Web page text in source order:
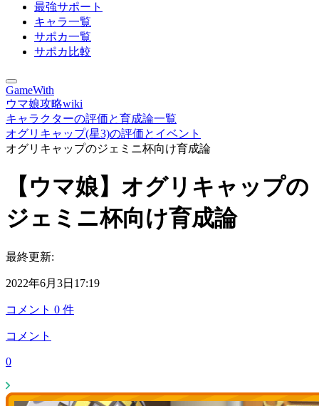
最強サポート
キャラ一覧
サポカ一覧
サポカ比較
GameWith
ウマ娘攻略wiki
キャラクターの評価と育成論一覧
オグリキャップ(星3)の評価とイベント
オグリキャップのジェミニ杯向け育成論
【ウマ娘】オグリキャップの
ジェミニ杯向け育成論
最終更新:
2022年6月3日17:19
コメント 0 件
コメント
0